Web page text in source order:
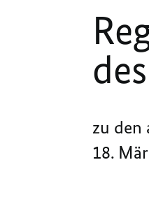
Westerwelle,
zu den
18.